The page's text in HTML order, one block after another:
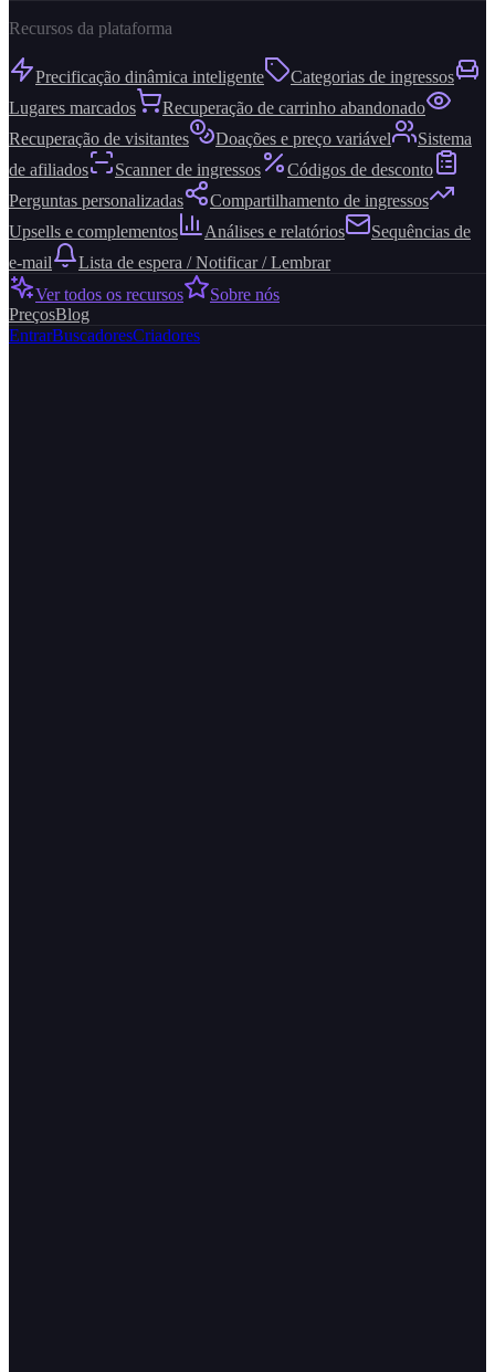
Recursos da plataforma
Precificação dinâmica inteligente
Categorias de ingressos
Lugares marcados
Recuperação de carrinho abandonado
Recuperação de visitantes
Doações e preço variável
Sistema
de afiliados
Scanner de ingressos
Códigos de desconto
Perguntas personalizadas
Compartilhamento de ingressos
Upsells e complementos
Análises e relatórios
Sequências de
e-mail
Lista de espera / Notificar / Lembrar
Ver todos os recursos
Sobre nós
PreçosBlog
EntrarBuscadoresCriadores